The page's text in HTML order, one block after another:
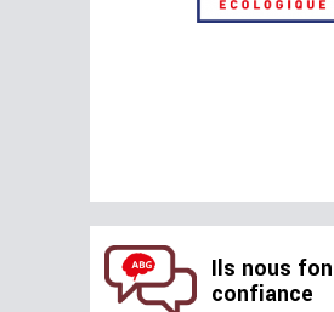
Ils nous
confiance